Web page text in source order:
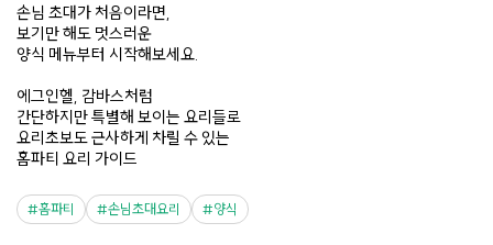
손님 초대가 처음이라면,
보기만 해도 멋스러운
양식 메뉴부터 시작해보세요.
에그인헬, 감바스처럼
간단하지만 특별해 보이는 요리들로
요리초보도 근사하게 차릴 수 있는
홈파티 요리 가이드
홈파티 손님초대요리 양식